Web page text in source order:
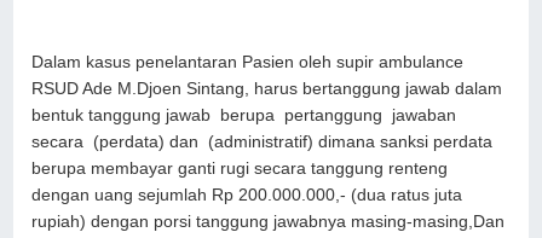
Dalam kasus penelantaran Pasien oleh supir ambulance
RSUD Ade M.Djoen Sintang, harus bertanggung jawab dalam
bentuk tanggung jawab berupa pertanggung jawaban
secara (perdata) dan (administratif) dimana sanksi perdata
berupa membayar ganti rugi secara tanggung renteng
dengan uang sejumlah Rp 200.000.000,- (dua ratus juta
rupiah) dengan porsi tanggung jawabnya masing-masing,Dan